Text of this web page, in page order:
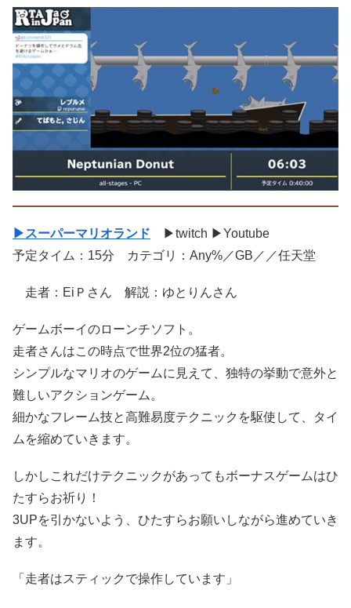
▶スーパーマリオランド ▶twitch ▶Youtube
予定タイム：15分 カテゴリ：Any%／GB／／任天堂
走者：EiＰさん 解説：ゆとりんさん
ゲームボーイのローンチソフト。
走者さんはこの時点で世界2位の猛者。
シンプルなマリオのゲームに見えて、独特の挙動で意外と
難しいアクションゲーム。
細かなフレーム技と高難易度テクニックを駆使して、タイ
ムを縮めていきます。
しかしこれだけテクニックがあってもボーナスゲームはひ
たすらお祈り！
3UPを引かないよう、ひたすらお願いしながら進めていき
ます。
「走者はスティックで操作しています」